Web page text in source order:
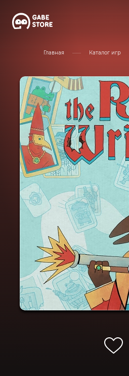
Главная Каталог игр